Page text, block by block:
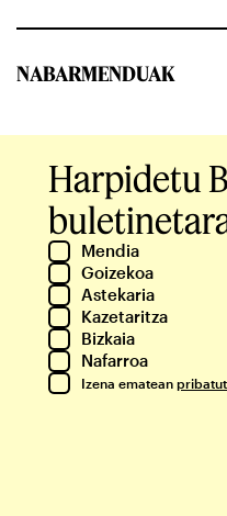
NABARMENDUAK
Harpidetu
Mendia
Goizekoa
Astekaria
Kazetaritza
Bizkaia
Nafarroa
Izena ematean